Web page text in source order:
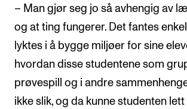
– Man gjør seg jo så avhengig av
og at ting fungerer. Det fantes
lyktes i å bygge miljøer for sine
hvordan disse studentene som
prøvespill og i andre
ikke slik, og da kunne studenten